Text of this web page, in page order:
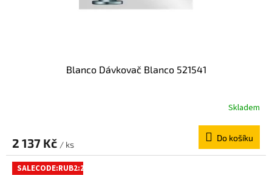
Blanco Dávkovač Blanco 521541
Skladem
2 137 Kč / ks
Do košíku
SALECODE:RUB2:2:%